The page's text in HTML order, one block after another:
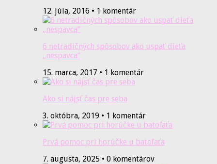
12. júla, 2016 • 1 komentár
6 netradičných spôsobov ako uspať dieťa
„nespavca“
15. marca, 2017 • 1 komentár
Ako si nájsť čas pre seba
3. októbra, 2019 • 1 komentár
Prvá pomoc pri horúčke u batoľaťa
7. augusta, 2025 • 0 komentárov